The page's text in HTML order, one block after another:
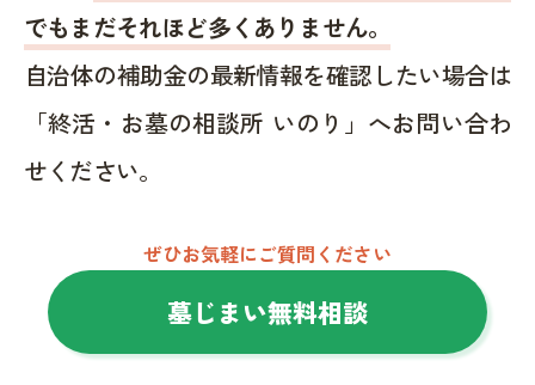
でもまだそれほど多くありません。
自治体の補助金の最新情報を確認したい場合は
「終活・お墓の相談所 いのり」へお問い合わ
せください。
ぜひお気軽にご質問ください
墓じまい無料相談